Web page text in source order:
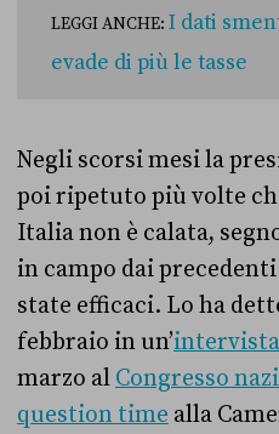
LEGGI ANCHE: I dati
evade di più le tasse
Negli scorsi mesi la
poi ripetuto più volte
Italia non è calata,
in campo dai
state efficaci. Lo ha
febbraio in un’intervista
marzo al Congresso
question time alla